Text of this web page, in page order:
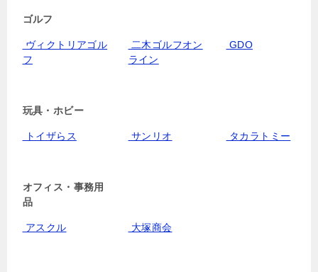
ゴルフ
ヴィクトリアゴル
フ
二木ゴルフオン
ライン
GDO
玩具・ホビー
トイザらス サンリオ タカラトミー
オフィス・事務用
品
アスクル 大塚商会